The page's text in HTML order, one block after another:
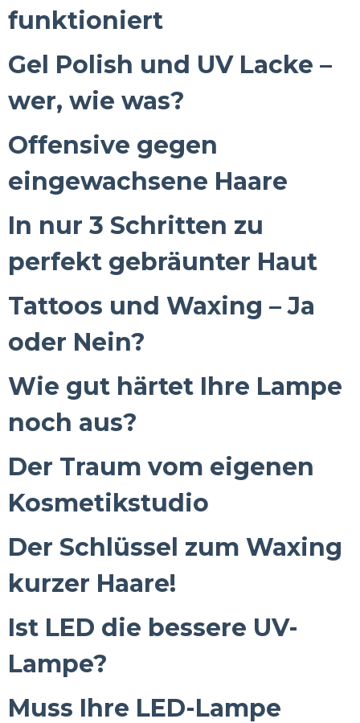
funktioniert
Gel Polish und UV Lacke –
wer, wie was?
Offensive gegen
eingewachsene Haare
In nur 3 Schritten zu
perfekt gebräunter Haut
Tattoos und Waxing – Ja
oder Nein?
Wie gut härtet Ihre Lampe
noch aus?
Der Traum vom eigenen
Kosmetikstudio
Der Schlüssel zum Waxing
kurzer Haare!
Ist LED die bessere UV-
Lampe?
Muss Ihre LED-Lampe